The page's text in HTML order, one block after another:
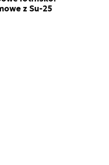
z Su-25